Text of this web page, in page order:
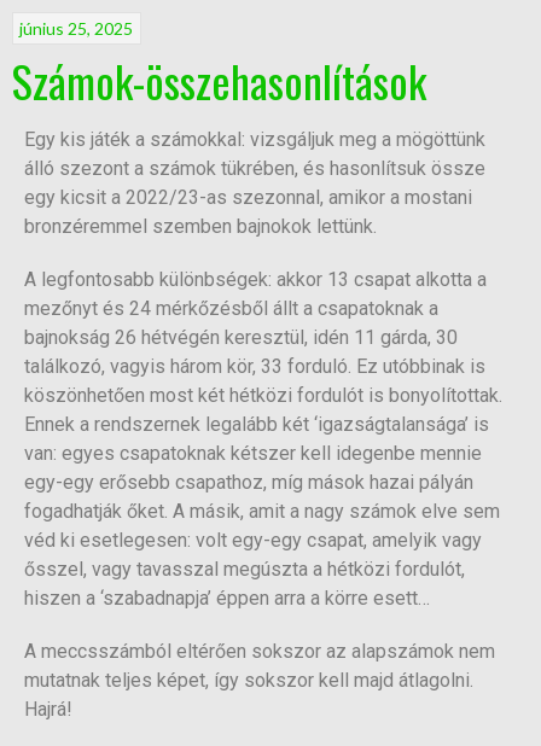
június 25, 2025
Számok-összehasonlítások
Egy kis játék a számokkal: vizsgáljuk meg a mögöttünk
álló szezont a számok tükrében, és hasonlítsuk össze
egy kicsit a 2022/23-as szezonnal, amikor a mostani
bronzéremmel szemben bajnokok lettünk.
A legfontosabb különbségek: akkor 13 csapat alkotta a
mezőnyt és 24 mérkőzésből állt a csapatoknak a
bajnokság 26 hétvégén keresztül, idén 11 gárda, 30
találkozó, vagyis három kör, 33 forduló. Ez utóbbinak is
köszönhetően most két hétközi fordulót is bonyolítottak.
Ennek a rendszernek legalább két ‘igazságtalansága’ is
van: egyes csapatoknak kétszer kell idegenbe mennie
egy-egy erősebb csapathoz, míg mások hazai pályán
fogadhatják őket. A másik, amit a nagy számok elve sem
véd ki esetlegesen: volt egy-egy csapat, amelyik vagy
ősszel, vagy tavasszal megúszta a hétközi fordulót,
hiszen a ‘szabadnapja’ éppen arra a körre esett…
A meccsszámból eltérően sokszor az alapszámok nem
mutatnak teljes képet, így sokszor kell majd átlagolni.
Hajrá!